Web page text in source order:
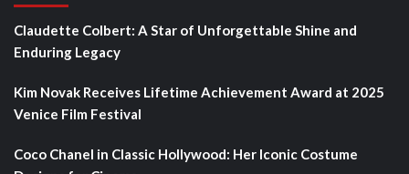
Claudette Colbert: A Star of Unforgettable Shine and
Enduring Legacy
Kim Novak Receives Lifetime Achievement Award at 2025
Venice Film Festival
Coco Chanel in Classic Hollywood: Her Iconic Costume